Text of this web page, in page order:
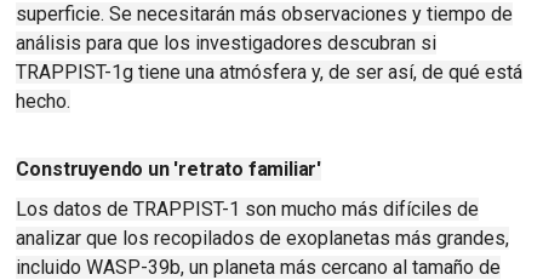
superficie.Se necesitarán más observaciones y tiempo de
análisis para que los investigadores descubran si
TRAPPIST-1g tiene una atmósfera y, de ser así, de qué está
hecho.
Construyendo un 'retrato familiar'
Los datos de TRAPPIST-1 son mucho más difíciles de
analizar que los recopilados de exoplanetas más grandes,
incluido WASP-39b, un planeta más cercano al tamaño de